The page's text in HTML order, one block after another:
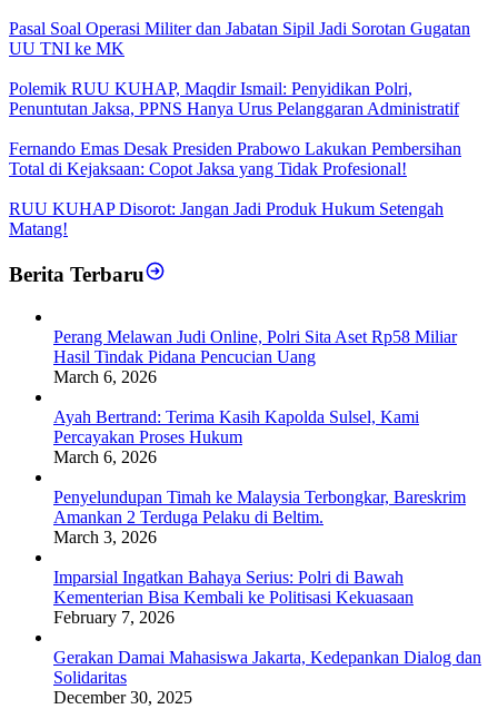
Pasal Soal Operasi Militer dan Jabatan Sipil Jadi Sorotan Gugatan
UU TNI ke MK
Polemik RUU KUHAP, Maqdir Ismail: Penyidikan Polri,
Penuntutan Jaksa, PPNS Hanya Urus Pelanggaran Administratif
Fernando Emas Desak Presiden Prabowo Lakukan Pembersihan
Total di Kejaksaan: Copot Jaksa yang Tidak Profesional!
RUU KUHAP Disorot: Jangan Jadi Produk Hukum Setengah
Matang!
Berita Terbaru
Perang Melawan Judi Online, Polri Sita Aset Rp58 Miliar
Hasil Tindak Pidana Pencucian Uang
March 6, 2026
Ayah Bertrand: Terima Kasih Kapolda Sulsel, Kami
Percayakan Proses Hukum
March 6, 2026
Penyelundupan Timah ke Malaysia Terbongkar, Bareskrim
Amankan 2 Terduga Pelaku di Beltim.
March 3, 2026
Imparsial Ingatkan Bahaya Serius: Polri di Bawah
Kementerian Bisa Kembali ke Politisasi Kekuasaan
February 7, 2026
Gerakan Damai Mahasiswa Jakarta, Kedepankan Dialog dan
Solidaritas
December 30, 2025